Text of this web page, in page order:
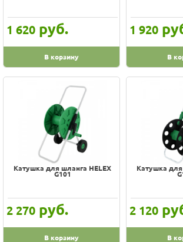
1 620 руб.
В корзину
1 920
В
Катушка для шланга HELEX
G101
2 270 руб.
В корзину
Катушка для
2 120
В